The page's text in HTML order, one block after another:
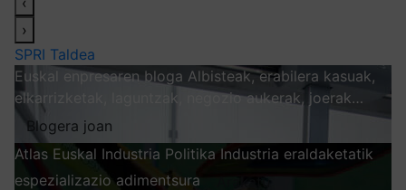
›
SPRI Taldea
Euskal enpresaren bloga Albisteak, erabilera kasuak,
elkarrizketak, laguntzak, negozio aukerak, joerak…
Blogera joan
Atlas Euskal Industria Politika Industria eraldaketatik
espezializazio adimentsura